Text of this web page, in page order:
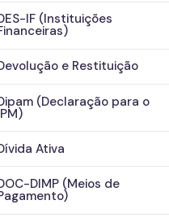
IF (Instituições
e Restituição
(Declaração para o
Ativa
DIMP (Meios de